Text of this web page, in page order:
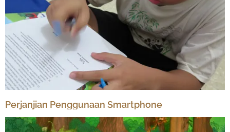
Perjanjian Penggunaan Smartphone